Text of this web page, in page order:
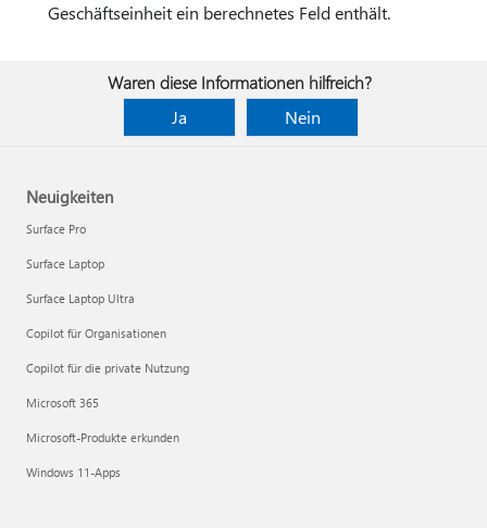
Geschäftseinheit ein berechnetes Feld enthält.
Waren diese Informationen hilfreich?
Ja
Nein
Neuigkeiten
Surface Pro
Surface Laptop
Surface Laptop Ultra
Copilot für Organisationen
Copilot für die private Nutzung
Microsoft 365
Microsoft-Produkte erkunden
Windows 11-Apps